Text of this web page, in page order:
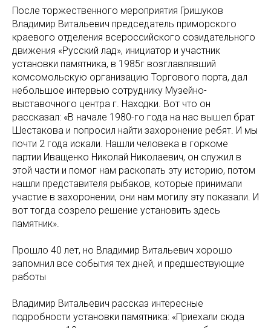
После торжественного мероприятия Гришуков
Владимир Витальевич председатель приморского
краевого отделения всероссийского созидательного
движения «Русский лад», инициатор и участник
установки памятника, в 1985г возглавлявший
комсомольскую организацию Торгового порта, дал
небольшое интервью сотруднику Музейно-
выставочного центра г. Находки. Вот что он
рассказал: «В начале 1980-го года на нас вышел брат
Шестакова и попросил найти захоронение ребят. И мы
почти 2 года искали. Нашли человека в горкоме
партии Иващенко Николай Николаевич, он служил в
этой части и помог нам раскопать эту историю, потом
нашли представителя рыбаков, которые принимали
участие в захоронении, они нам могилу эту показали. И
вот тогда созрело решение установить здесь
памятник».
Прошло 40 лет, но Владимир Витальевич хорошо
запомнил все события тех дней, и предшествующие
работы
Владимир Витальевич рассказ интересные
подробности установки памятника: «Приехали сюда